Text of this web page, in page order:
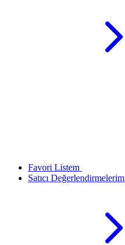
Favori Listem
Satıcı Değerlendirmelerim